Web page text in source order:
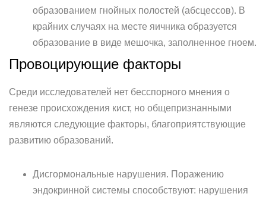
образованием гнойных полостей (абсцессов). В
крайних случаях на месте яичника образуется
образование в виде мешочка, заполненное гноем.
Провоцирующие факторы
Среди исследователей нет бесспорного мнения о
генезе происхождения кист, но общепризнанными
являются следующие факторы, благоприятствующие
развитию образований.
Дисгормональные нарушения. Поражению
эндокринной системы способствуют: нарушения